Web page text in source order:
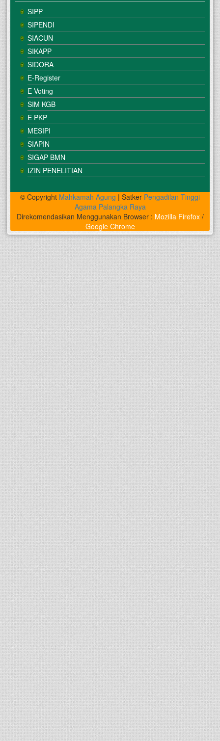
SIPP
SIPENDI
SIACUN
SIKAPP
SIDORA
E-Register
E Voting
SIM KGB
E PKP
MESIPI
SIAPIN
SIGAP BMN
IZIN PENELITIAN
© Copyright Mahkamah Agung | Satker Pengadilan Tinggi
Agama Palangka Raya
Direkomendasikan Menggunakan Browser : Mozilla Firefox/
Google Chrome